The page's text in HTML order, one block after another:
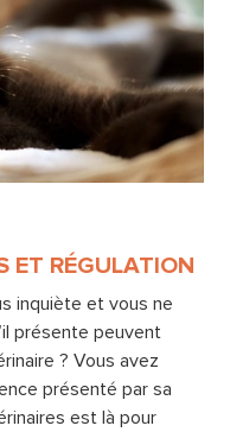
ET RÉGULATION
inquiète et vous ne
présente peuvent
? Vous avez
présenté par sa
est là pour